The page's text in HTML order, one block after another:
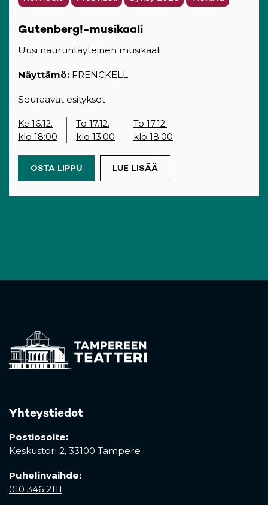
Gutenberg!-musikaali
Uusi nauruntäyteinen musikaali
Näyttämö: FRENCKELL
Seuraavat esitykset:
Ke 16.12.
klo 18:00
To 17.12.
klo 13:00
To 17.12.
klo 18:00
OSTA LIPPU(OPENS IN A NEW TAB)
LUE LISÄÄ
Yhteystiedot
Postiosoite:
Keskustori 2, 33100 Tampere
Puhelinvaihde:
010 346 2111